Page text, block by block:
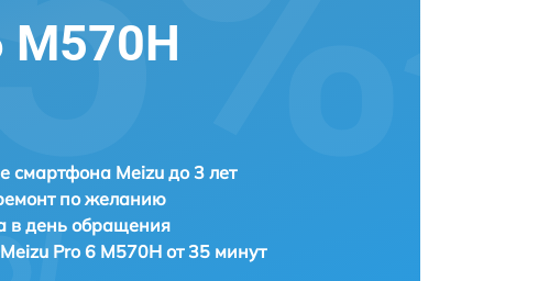
M570H
смартфона Meizu до 3 лет
по желанию
в день обращения
Meizu Pro 6 M570H от 35 минут